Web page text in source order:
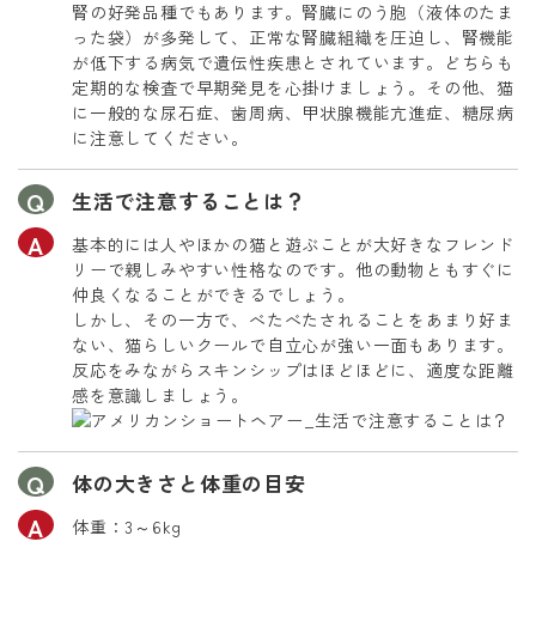
腎の好発品種でもあります。腎臓にのう胞（液体のたま
った袋）が多発して、正常な腎臓組織を圧迫し、腎機能
が低下する病気で遺伝性疾患とされています。どちらも
定期的な検査で早期発見を心掛けましょう。その他、猫
に一般的な尿石症、歯周病、甲状腺機能亢進症、糖尿病
に注意してください。
生活で注意することは？
基本的には人やほかの猫と遊ぶことが大好きなフレンド
リーで親しみやすい性格なのです。他の動物ともすぐに
仲良くなることができるでしょう。
しかし、その一方で、べたべたされることをあまり好ま
ない、猫らしいクールで自立心が強い一面もあります。
反応をみながらスキンシップはほどほどに、適度な距離
感を意識しましょう。
体の大きさと体重の目安
体重：3～6kg